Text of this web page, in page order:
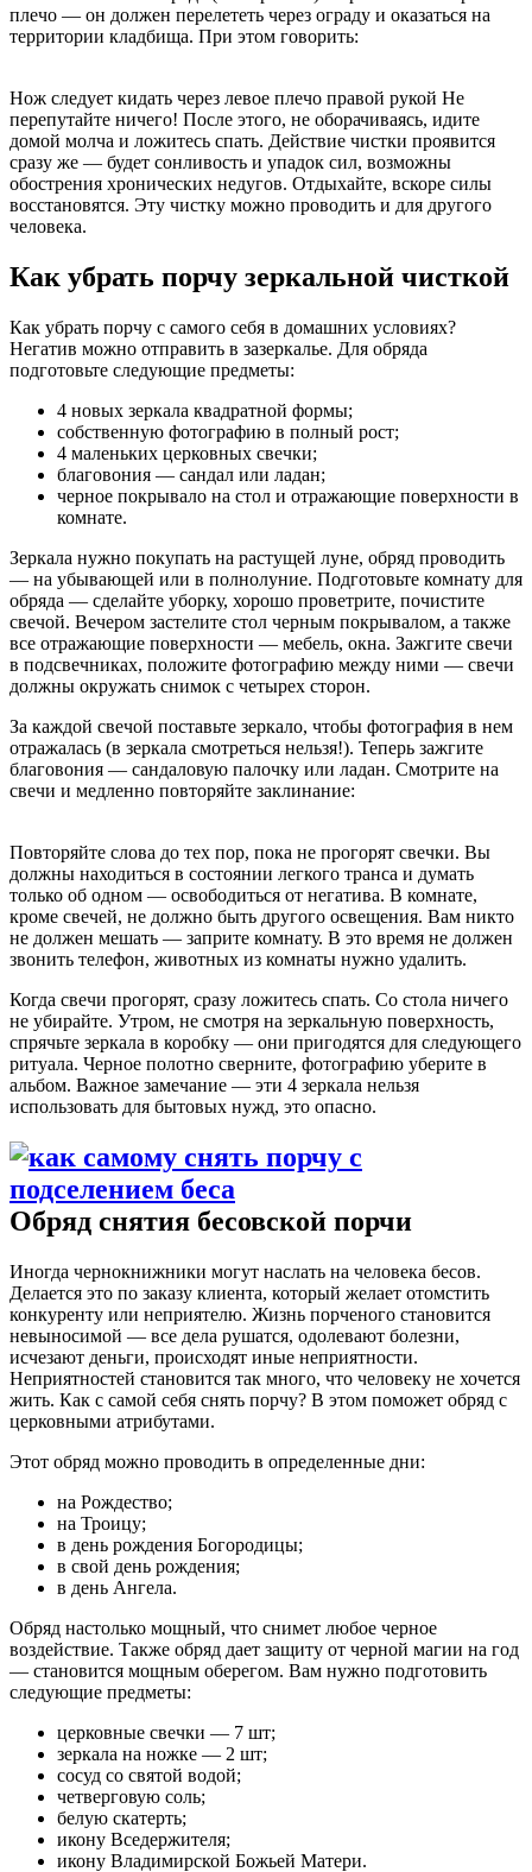
плечо — он должен перелететь через ограду и оказаться на
территории кладбища. При этом говорить:
Нож следует кидать через левое плечо правой рукой Не
перепутайте ничего! После этого, не оборачиваясь, идите
домой молча и ложитесь спать. Действие чистки проявится
сразу же — будет сонливость и упадок сил, возможны
обострения хронических недугов. Отдыхайте, вскоре силы
восстановятся. Эту чистку можно проводить и для другого
человека.
Как убрать порчу зеркальной чисткой
Как убрать порчу с самого себя в домашних условиях?
Негатив можно отправить в зазеркалье. Для обряда
подготовьте следующие предметы:
4 новых зеркала квадратной формы;
собственную фотографию в полный рост;
4 маленьких церковных свечки;
благовония — сандал или ладан;
черное покрывало на стол и отражающие поверхности в
комнате.
Зеркала нужно покупать на растущей луне, обряд проводить
— на убывающей или в полнолуние. Подготовьте комнату для
обряда — сделайте уборку, хорошо проветрите, почистите
свечой. Вечером застелите стол черным покрывалом, а также
все отражающие поверхности — мебель, окна. Зажгите свечи
в подсвечниках, положите фотографию между ними — свечи
должны окружать снимок с четырех сторон.
За каждой свечой поставьте зеркало, чтобы фотография в нем
отражалась (в зеркала смотреться нельзя!). Теперь зажгите
благовония — сандаловую палочку или ладан. Смотрите на
свечи и медленно повторяйте заклинание:
Повторяйте слова до тех пор, пока не прогорят свечки. Вы
должны находиться в состоянии легкого транса и думать
только об одном — освободиться от негатива. В комнате,
кроме свечей, не должно быть другого освещения. Вам никто
не должен мешать — заприте комнату. В это время не должен
звонить телефон, животных из комнаты нужно удалить.
Когда свечи прогорят, сразу ложитесь спать. Со стола ничего
не убирайте. Утром, не смотря на зеркальную поверхность,
спрячьте зеркала в коробку — они пригодятся для следующего
ритуала. Черное полотно сверните, фотографию уберите в
альбом. Важное замечание — эти 4 зеркала нельзя
использовать для бытовых нужд, это опасно.
Обряд снятия бесовской порчи
Иногда чернокнижники могут наслать на человека бесов.
Делается это по заказу клиента, который желает отомстить
конкуренту или неприятелю. Жизнь порченого становится
невыносимой — все дела рушатся, одолевают болезни,
исчезают деньги, происходят иные неприятности.
Неприятностей становится так много, что человеку не хочется
жить. Как с самой себя снять порчу? В этом поможет обряд с
церковными атрибутами.
Этот обряд можно проводить в определенные дни:
на Рождество;
на Троицу;
в день рождения Богородицы;
в свой день рождения;
в день Ангела.
Обряд настолько мощный, что снимет любое черное
воздействие. Также обряд дает защиту от черной магии на год
— становится мощным оберегом. Вам нужно подготовить
следующие предметы:
церковные свечки — 7 шт;
зеркала на ножке — 2 шт;
сосуд со святой водой;
четверговую соль;
белую скатерть;
икону Вседержителя;
икону Владимирской Божьей Матери.